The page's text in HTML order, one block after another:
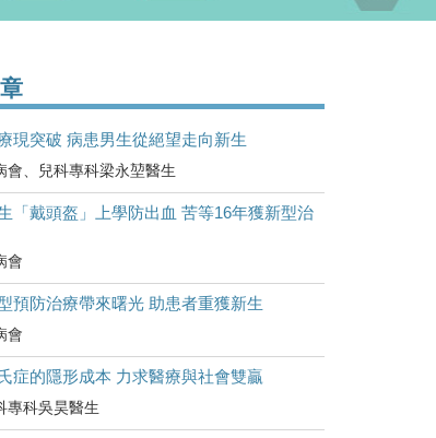
現突破 病患男生從絕望走向新生
會、兒科專科梁永堃醫生
「戴頭盔」上學防出血 苦等16年獲新型治
會
預防治療帶來曙光 助患者重獲新生
會
症的隱形成本 力求醫療與社會雙贏
專科吳昊醫生